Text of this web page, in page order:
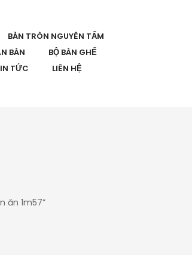
BÀN TRÒN NGUYÊN TẤM
BÀN
BỘ BÀN GHẾ
TỨC LIÊN HỆ
ăn 1m57”